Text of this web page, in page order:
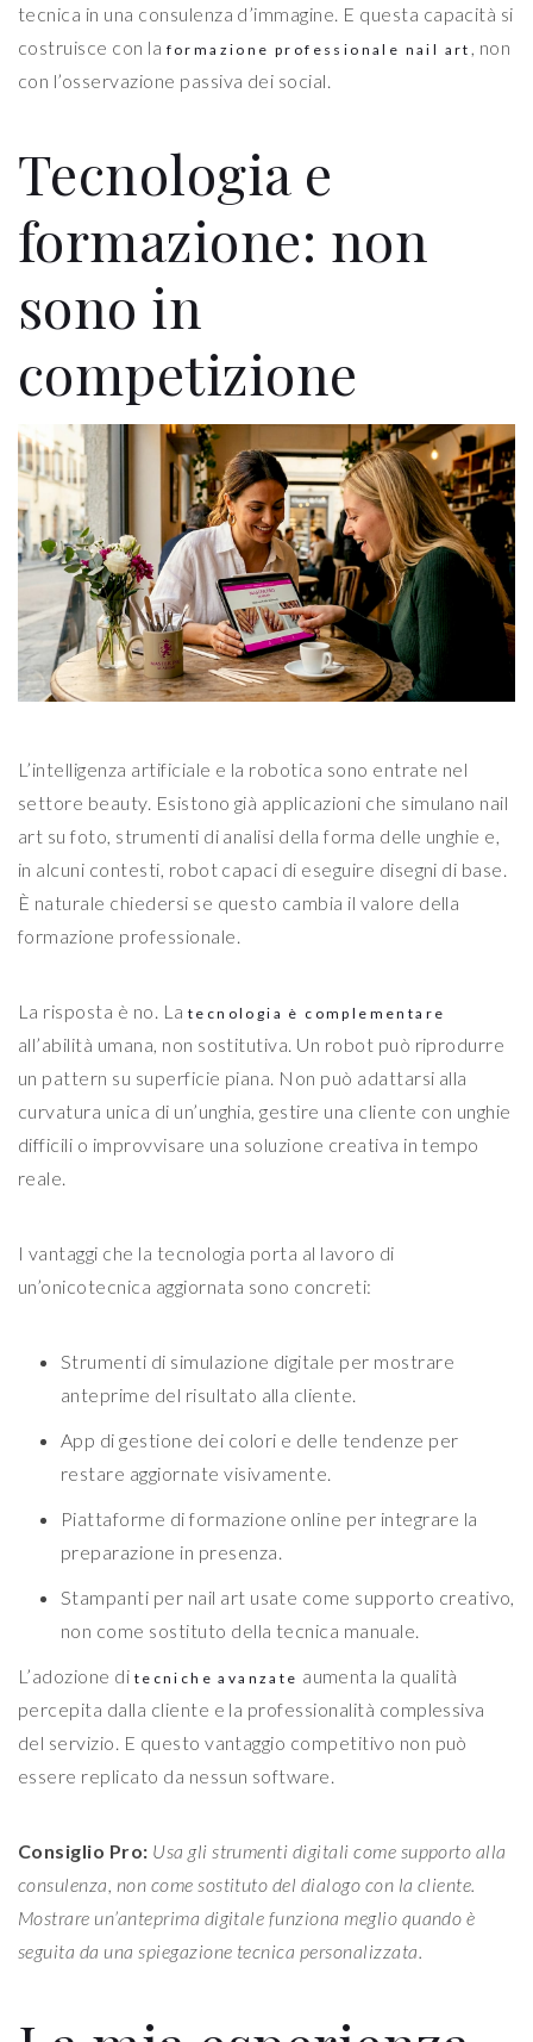
tecnica in una consulenza d’immagine. E questa capacità si
costruisce con la formazione professionale nail art , non
con l’osservazione passiva dei social.
Tecnologia e
formazione: non
sono in
competizione
L’intelligenza artificiale e la robotica sono entrate nel
settore beauty. Esistono già applicazioni che simulano nail
art su foto, strumenti di analisi della forma delle unghie e,
in alcuni contesti, robot capaci di eseguire disegni di base.
È naturale chiedersi se questo cambia il valore della
formazione professionale.
La risposta è no. Latecnologia è complementare
all’abilità umana, non sostitutiva. Un robot può riprodurre
un pattern su superficie piana. Non può adattarsi alla
curvatura unica di un’unghia, gestire una cliente con unghie
difficili o improvvisare una soluzione creativa in tempo
reale.
I vantaggi che la tecnologia porta al lavoro di
un’onicotecnica aggiornata sono concreti:
Strumenti di simulazione digitale per mostrare
anteprime del risultato alla cliente.
App di gestione dei colori e delle tendenze per
restare aggiornate visivamente.
Piattaforme di formazione online per integrare la
preparazione in presenza.
Stampanti per nail art usate come supporto creativo,
non come sostituto della tecnica manuale.
L’adozione di tecniche avanzate aumenta la qualità
percepita dalla cliente e la professionalità complessiva
del servizio. E questo vantaggio competitivo non può
essere replicato da nessun software.
Consiglio Pro: Usa gli strumenti digitali come supporto alla
consulenza, non come sostituto del dialogo con la cliente.
Mostrare un’anteprima digitale funziona meglio quando è
seguita da una spiegazione tecnica personalizzata.